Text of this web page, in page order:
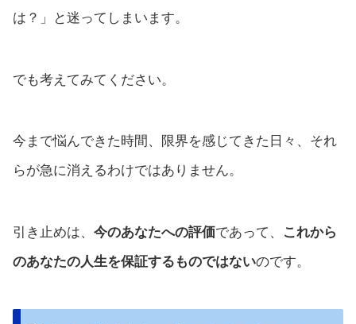
は？」と迷ってしまいます。
でも考えてみてください。
今まで悩んできた時間、限界を感じてきた日々、それ
らが急に消えるわけではありません。
引き止めは、 今のあなたへの評価であって、
これから
のあなたの人生を保証するものではないのです。